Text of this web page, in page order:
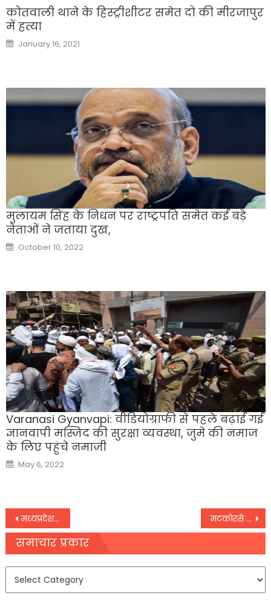
कोतवाली थाने के हिस्ट्रीशीटर समेत दो की मीरजापुर
में हत्या
Posted
on
January 16, 2021
मुलायम सिंह के निधन पर राष्ट्रपति समेत कई बड़े
नेताओं ने जताया दुख,
Posted
on
October 10, 2022
Varanasi Gyanvapi: वीडियोग्राफी से पहले बढ़ाई गई
ज्ञानवापी मस्जिद की सुरक्षा व्यवस्था, जुमे की नमाज
के लिए पहुंचे नमाजी
Posted
on
May 6, 2022
Post
navigation
मध्यप्रदेश मेरा मंदिर और यहां की जनता मेरे लिए भगवान : मुख्यमंत्री चौहान मटकोरसे शुरू हुआ सीताराम विवाह उत्सव
समाचार प्रकार
समाचार